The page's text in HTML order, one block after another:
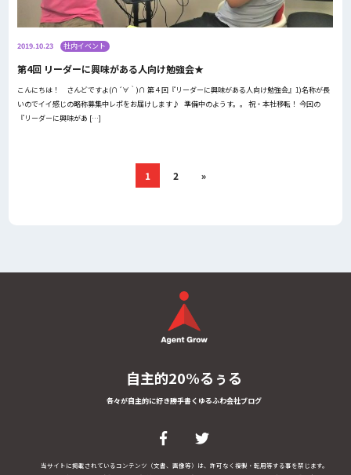
2019.10.23 社内イベント
第4回 リーダーに興味がある人向け勉強会★
こんにちは！ さんどですよ(∩´∀｀)∩ 第４回『リーダーに興味がある人向け勉強会』1)名称が長
いのでイイ感じの略称募集中レポをお届けします♪ 準備中のようす。。 祝・本社移転！ 今回の
『リーダーに興味があ […]
1 2 »
自主的20%るぅる
各々が自主的に好き勝手書くゆるふわ会社ブログ
当サイトに掲載されているコンテンツ（文書、画像等）は、許可なく複製・転用等する事を禁じます。